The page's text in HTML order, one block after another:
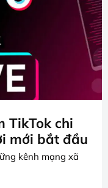
TikTok chi
mới bắt đầu
kênh mạng xã